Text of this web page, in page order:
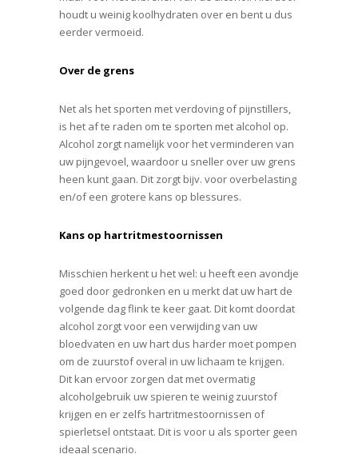
houdt u weinig koolhydraten over en bent u dus
eerder vermoeid.
Over de grens
Net als het sporten met verdoving of pijnstillers,
is het af te raden om te sporten met alcohol op.
Alcohol zorgt namelijk voor het verminderen van
uw pijngevoel, waardoor u sneller over uw grens
heen kunt gaan. Dit zorgt bijv. voor overbelasting
en/of een grotere kans op blessures.
Kans op hartritmestoornissen
Misschien herkent u het wel: u heeft een avondje
goed door gedronken en u merkt dat uw hart de
volgende dag flink te keer gaat. Dit komt doordat
alcohol zorgt voor een verwijding van uw
bloedvaten en uw hart dus harder moet pompen
om de zuurstof overal in uw lichaam te krijgen.
Dit kan ervoor zorgen dat met overmatig
alcoholgebruik uw spieren te weinig zuurstof
krijgen en er zelfs hartritmestoornissen of
spierletsel ontstaat. Dit is voor u als sporter geen
ideaal scenario.